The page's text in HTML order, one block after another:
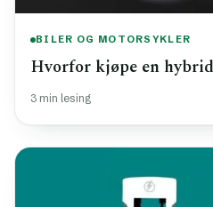
BILER OG MOTORSYKLER
Hvorfor kjøpe en
3 min lesing